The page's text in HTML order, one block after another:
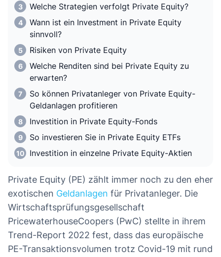
Welche Strategien verfolgt Private Equity?
Wann ist ein Investment in Private Equity
sinnvoll?
Risiken von Private Equity
Welche Renditen sind bei Private Equity zu
erwarten?
So können Privatanleger von Private Equity-
Geldanlagen profitieren
Investition in Private Equity-Fonds
So investieren Sie in Private Equity ETFs
Investition in einzelne Private Equity-Aktien
Private Equity (PE) zählt immer noch zu den eher
exotischen Geldanlagen für Privatanleger. Die
Wirtschaftsprüfungsgesellschaft
PricewaterhouseCoopers (PwC) stellte in ihrem
Trend-Report 2022 fest, dass das europäische
PE-Transaktionsvolumen trotz Covid-19 mit rund